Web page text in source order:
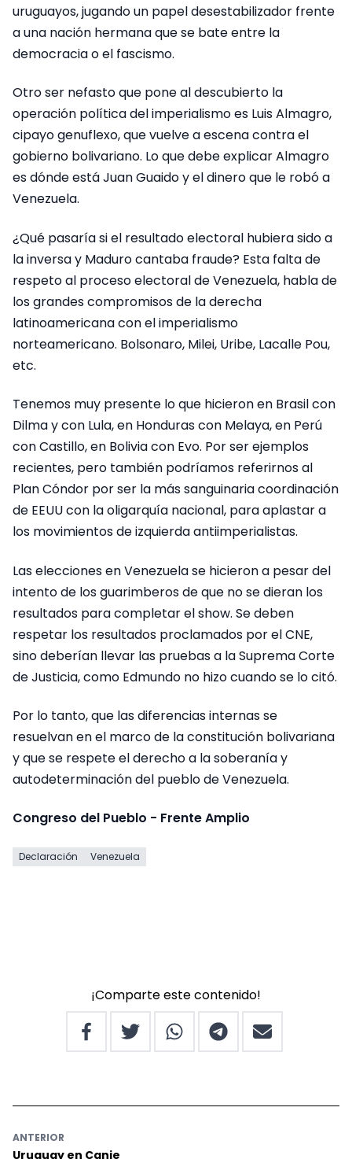
uruguayos, jugando un papel desestabilizador frente
a una nación hermana que se bate entre la
democracia o el fascismo.
Otro ser nefasto que pone al descubierto la
operación política del imperialismo es Luis Almagro,
cipayo genuflexo, que vuelve a escena contra el
gobierno bolivariano. Lo que debe explicar Almagro
es dónde está Juan Guaido y el dinero que le robó a
Venezuela.
¿Qué pasaría si el resultado electoral hubiera sido a
la inversa y Maduro cantaba fraude? Esta falta de
respeto al proceso electoral de Venezuela, habla de
los grandes compromisos de la derecha
latinoamericana con el imperialismo
norteamericano. Bolsonaro, Milei, Uribe, Lacalle Pou,
etc.
Tenemos muy presente lo que hicieron en Brasil con
Dilma y con Lula, en Honduras con Melaya, en Perú
con Castillo, en Bolivia con Evo. Por ser ejemplos
recientes, pero también podríamos referirnos al
Plan Cóndor por ser la más sanguinaria coordinación
de EEUU con la oligarquía nacional, para aplastar a
los movimientos de izquierda antiimperialistas.
Las elecciones en Venezuela se hicieron a pesar del
intento de los guarimberos de que no se dieran los
resultados para completar el show. Se deben
respetar los resultados proclamados por el CNE,
sino deberían llevar las pruebas a la Suprema Corte
de Justicia, como Edmundo no hizo cuando se lo citó.
Por lo tanto, que las diferencias internas se
resuelvan en el marco de la constitución bolivariana
y que se respete el derecho a la soberanía y
autodeterminación del pueblo de Venezuela.
Congreso del Pueblo - Frente Amplio
Declaración Venezuela
¡Comparte este contenido!
ANTERIOR
Uruguay en Canje